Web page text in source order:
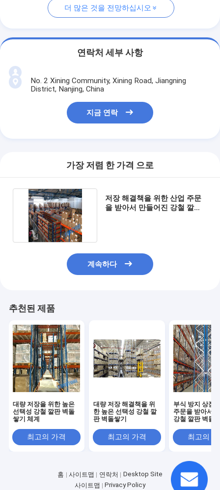
더 많은 것을 전망하십시오
연락처 세부 사항
No. 2 Xining Community, Xining Road, Jiangning
District, Nanjing, China
지금 연락
가장 저렴 한 가격 으로
저장 해결책을 위한 산업 주문
을 받아서 만들어진 강철 깔판
계속하다
추천된 제품
대량 저장을 위한 높은
선택성 강철 깔판 벽돌
쌓기 체계
최고의 가격
대량 저장 해결책을 위
한 높은 선택성 강철 깔
판 벽돌쌓기
최고의 가격
부식 방지 상점
주문을 받아서
강철 깔판 벽돌
최고의
홈 사이트맵 연락처
Desktop Site
사이트맵
Privacy Policy